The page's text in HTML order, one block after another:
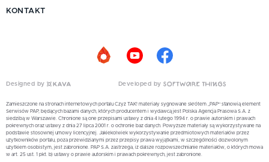
KONTAKT
Designed by Developed by
Zamieszczone na stronach internetowych portalu Czyż TAK! materiały sygnowane skrótem „PAP” stanowią element
Serwisów PAP, będących bazami danych, których producentem i wydawcą jest Polska Agencja Prasowa S.A. z
siedzibą w Warszawie. Chronione są one przepisami ustawy z dnia 4 lutego 1994 r. o prawie autorskim i prawach
pokrewnych oraz ustawy z dnia 27 lipca 2001 r. o ochronie baz danych. Powyższe materiały są wykorzystywane na
podstawie stosownej umowy licencyjnej. Jakiekolwiek wykorzystywanie przedmiotowych materiałów przez
użytkowników portalu, poza przewidzianymi przez przepisy prawa wyjątkami, w szczególności dozwolonym
użytkiem osobistym, jest zabronione. PAP S.A. zastrzega, iż dalsze rozpowszechnianie materiałów, o których mowa
w art. 25 ust. 1 pkt. b) ustawy o prawie autorskim i prawach pokrewnych, jest zabronione.